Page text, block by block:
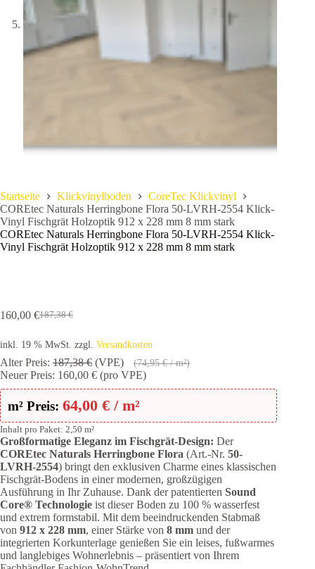
Startseite Klickvinylboden
CoreTec Klickvinyl
COREtec Naturals Herringbone Flora 50-LVRH-2554 Klick-
Vinyl Fischgrät Holzoptik 912 x 228 mm 8 mm stark
COREtec Naturals Herringbone Flora 50-LVRH-2554 Klick-
Vinyl Fischgrät Holzoptik 912 x 228 mm 8 mm stark
187,38€
Ursprünglicher
war:
187,38 €
160,00 €Aktueller
ist:
160,00 €.
inkl. 19 % MwSt. zzgl. Versandkosten
Alter Preis: 187,38€ (VPE) (74,95€/ m²)
Neuer Preis: 160,00 € (pro VPE)
m² Preis: 64,00 € / m²
Inhalt pro Paket: 2,50 m²
Großformatige Eleganz im Fischgrät-Design: Der
COREtec Naturals Herringbone Flora (Art.-Nr. 50-
LVRH-2554) bringt den exklusiven Charme eines klassischen
Fischgrät-Bodens in einer modernen, großzügigen
Ausführung in Ihr Zuhause. Dank der patentierten Sound
Core® Technologie ist dieser Boden zu 100 % wasserfest
und extrem formstabil. Mit dem beeindruckenden Stabmaß
von 912 x 228 mm, einer Stärke von 8 mm und der
integrierten Korkunterlage genießen Sie ein leises, fußwarmes
und langlebiges Wohnerlebnis – präsentiert von Ihrem